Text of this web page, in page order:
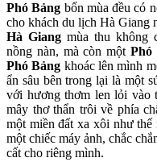
Phó Bảng bốn mùa đều có
cho khách du lịch Hà Giang
Hà Giangmùa thu không
nồng nàn, mà còn một Phó
Phó Bảng khoác lên mình
ẩn sâu bên trong lại là một
với hương thơm len lỏi vào
mây thơ thẩn trôi về phía
một miền đất xa xôi như thế
một chiếc máy ảnh, chắc
cất cho riêng mình.